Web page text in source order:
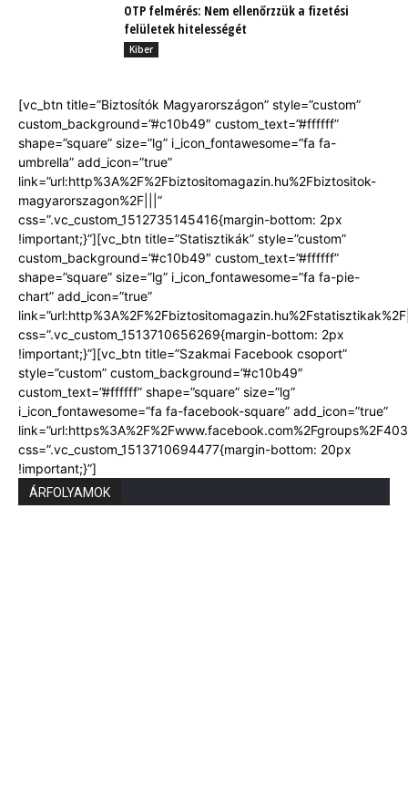
OTP felmérés: Nem ellenőrzzük a fizetési
felületek hitelességét
Kiber
[vc_btn title=”Biztosítók Magyarországon” style=”custom”
custom_background=”#c10b49″ custom_text=”#ffffff”
shape=”square” size=”lg” i_icon_fontawesome=”fa fa-
umbrella” add_icon=”true”
link=”url:http%3A%2F%2Fbiztositomagazin.hu%2Fbiztositok-
magyarorszagon%2F|||”
css=”.vc_custom_1512735145416{margin-bottom: 2px
!important;}”][vc_btn title=”Statisztikák” style=”custom”
custom_background=”#c10b49″ custom_text=”#ffffff”
shape=”square” size=”lg” i_icon_fontawesome=”fa fa-pie-
chart” add_icon=”true”
css=”.vc_custom_1513710656269{margin-bottom: 2px
!important;}”][vc_btn title=”Szakmai Facebook csoport”
style=”custom” custom_background=”#c10b49″
custom_text=”#ffffff” shape=”square” size=”lg”
i_icon_fontawesome=”fa fa-facebook-square” add_icon=”true”
css=”.vc_custom_1513710694477{margin-bottom: 20px
!important;}”]
ÁRFOLYAMOK